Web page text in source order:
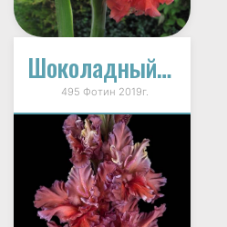
Шоколадный Заяц
495 Фотин 2019г.